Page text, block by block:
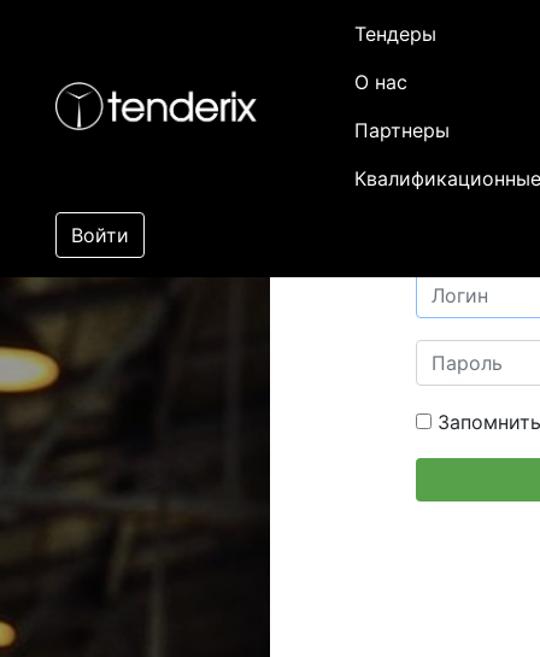
Тендеры
О нас
Партнеры
Войти